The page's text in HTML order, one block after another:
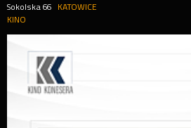
Sokolska 66
KATOWICE
KINO